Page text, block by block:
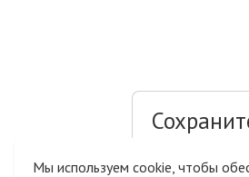
Мы используем cookie, чтобы